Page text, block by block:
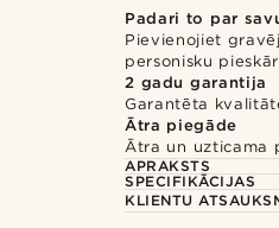
Padari to par
Pievienojiet
personisku
2 gadu garantija
Garantēta
Ātra piegāde
Ātra un uzticama
APRAKSTS
SPECIFIKĀCIJAS
KLIENTU